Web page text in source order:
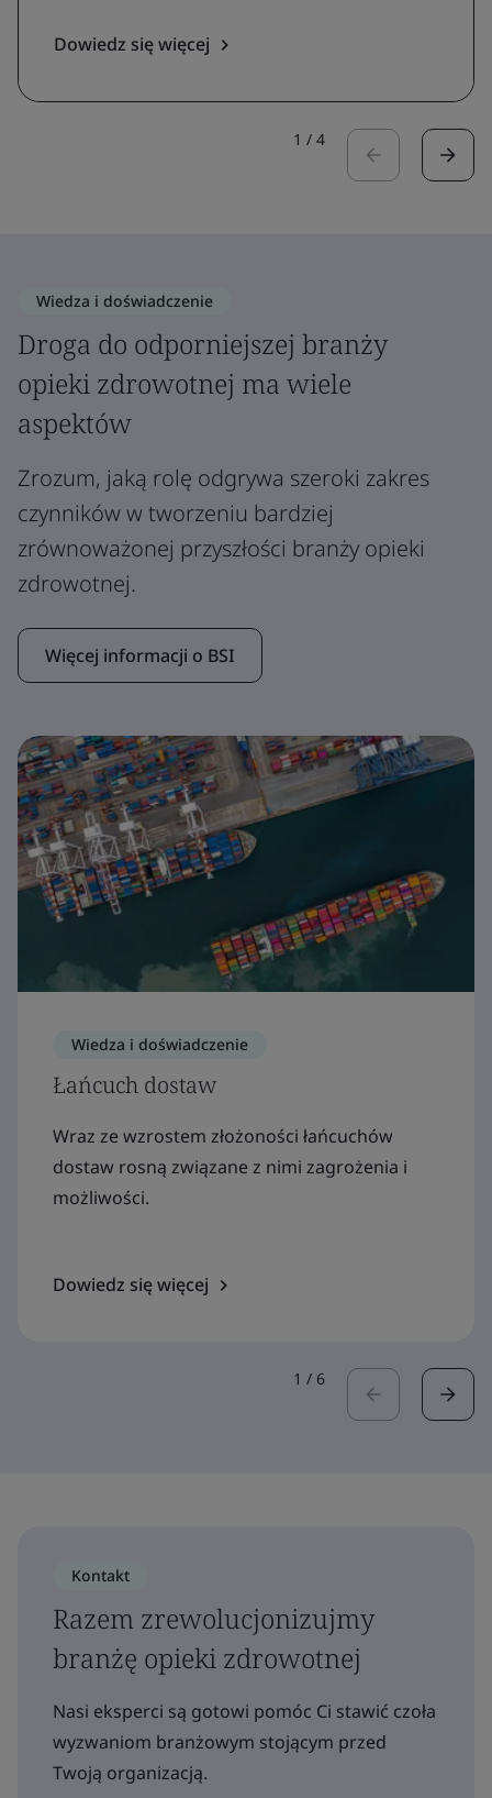
Dowiedz się więcej
1 / 4
Wiedza i doświadczenie
Droga do odporniejszej branży
opieki zdrowotnej ma wiele
aspektów
Zrozum, jaką rolę odgrywa szeroki zakres
czynników w tworzeniu bardziej
zrównoważonej przyszłości branży opieki
zdrowotnej.
Więcej informacji o BSI
Wiedza i doświadczenie
Łańcuch dostaw
Wraz ze wzrostem złożoności łańcuchów
dostaw rosną związane z nimi zagrożenia i
możliwości.
Dowiedz się więcej
1 / 6
Kontakt
Razem zrewolucjonizujmy
branżę opieki zdrowotnej
Nasi eksperci są gotowi pomóc Ci stawić czoła
wyzwaniom branżowym stojącym przed
Twoją organizacją.